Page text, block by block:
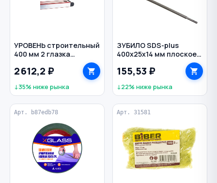
УРОВЕНЬ строительный
400 мм 2 глазка
2 612,2 ₽
↓35% ниже рынка
ЗУБИЛО SDS-plus
400х25х14 мм плоское
155,53 ₽
↓22% ниже рынка
Арт. b87edb78 Арт. 31581